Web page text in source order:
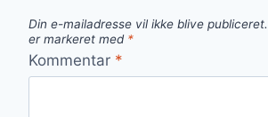
Din e-mailadresse vil ikke blive publiceret.
er markeret med *
Kommentar *